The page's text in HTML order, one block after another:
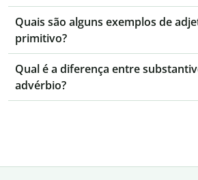
Quais são alguns exemplos de
primitivo?
Qual é a diferença entre
advérbio?